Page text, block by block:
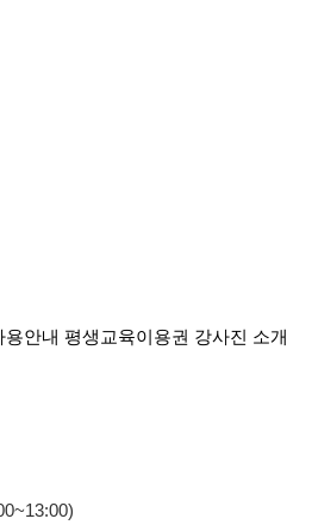
용안내 평생교육이용권 강사진 소개